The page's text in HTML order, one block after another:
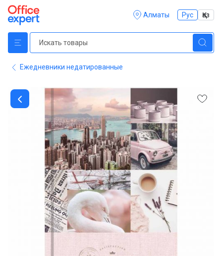
Алматы Рус Қаз
Ежедневники недатированные